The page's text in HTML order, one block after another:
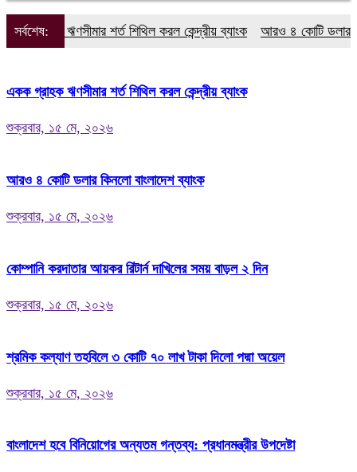
সর্বশেষ:
ঋণসীমার শর্ত শিথিল করল কেন্দ্রীয় ব্যাংক আরও ৪ কোটি ডলার কিনলো
একক গ্রাহক ঋণসীমার শর্ত শিথিল করল কেন্দ্রীয় ব্যাংক
শুক্রবার, ১৫ মে, ২০২৬
আরও ৪ কোটি ডলার কিনলো বাংলাদেশ ব্যাংক
শুক্রবার, ১৫ মে, ২০২৬
কোম্পানি করদাতার আয়কর রিটার্ন দাখিলের সময় বাড়ল ২ দিন
শুক্রবার, ১৫ মে, ২০২৬
শ্রমিক কল্যাণ তহবিলে ৩ কোটি ৭০ লাখ টাকা দিলো পদ্মা অয়েল
শুক্রবার, ১৫ মে, ২০২৬
বাংলাদেশ হবে বিনিয়োগের অন্যতম গন্তব্য: প্রধানমন্ত্রীর উপদেষ্টা